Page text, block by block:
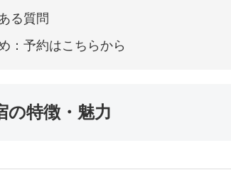
る質問
：予約はこちらから
の特徴・魅力